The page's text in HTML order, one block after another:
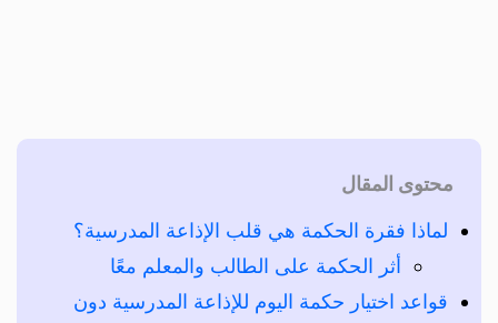
محتوى المقال
لماذا فقرة الحكمة هي قلب الإذاعة المدرسية؟
أثر الحكمة على الطالب والمعلم معًا
قواعد اختيار حكمة اليوم للإذاعة المدرسية دون